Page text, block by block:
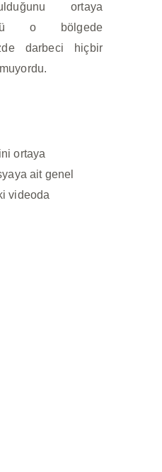
ortaya
o bölgede
darbeci hiçbir
ortaya
ait genel
videoda